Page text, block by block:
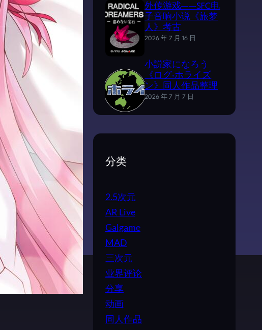
外传游戏——SFC电
子音响小说《旅梦
人》考古
2026 年 7 月 16 日
小説家になろう
《ログ·ホライズ
ン》同人作品整理
2026 年 7 月 7 日
分类
2.5次元
AR Live
Galgame
MAD
三次元
业界评论
分享
动画
同人作品